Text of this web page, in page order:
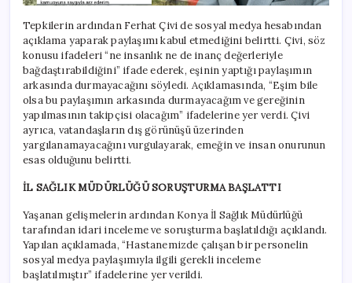
Tepkilerin ardından Ferhat Çivi de sosyal medya hesabından
açıklama yaparak paylaşımı kabul etmediğini belirtti. Çivi, söz
konusu ifadeleri “ne insanlık ne de inanç değerleriyle
bağdaştırabildiğini” ifade ederek, eşinin yaptığı paylaşımın
arkasında durmayacağını söyledi. Açıklamasında, “Eşim bile
olsa bu paylaşımın arkasında durmayacağım ve gereğinin
yapılmasının takipçisi olacağım” ifadelerine yer verdi. Çivi
ayrıca, vatandaşların dış görünüşü üzerinden
yargılanamayacağını vurgulayarak, emeğin ve insan onurunun
esas olduğunu belirtti.
İL SAĞLIK MÜDÜRLÜĞÜ SORUŞTURMA BAŞLATTI
Yaşanan gelişmelerin ardından Konya İl Sağlık Müdürlüğü
tarafından idari inceleme ve soruşturma başlatıldığı açıklandı.
Yapılan açıklamada, “Hastanemizde çalışan bir personelin
sosyal medya paylaşımıyla ilgili gerekli inceleme
başlatılmıştır” ifadelerine yer verildi.